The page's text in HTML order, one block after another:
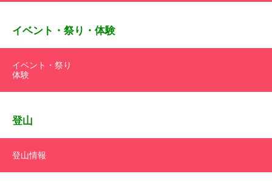
イベント・祭り・体験
イベント・祭り
体験
登山
登山情報